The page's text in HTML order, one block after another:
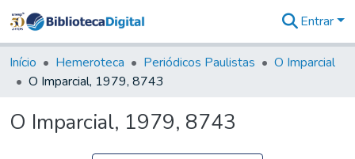
&
Coleções
Tudo na
Digital
Entrar
Início Hemeroteca Periódicos Paulistas
O Imparcial
O Imparcial, 1979, 8743
O Imparcial, 1979, 8743